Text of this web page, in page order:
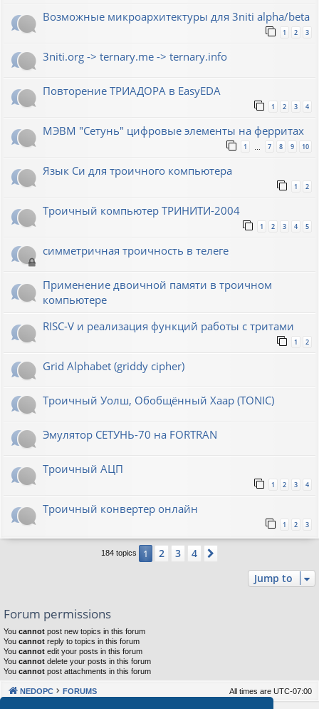
Возможные микроархитектуры для 3niti alpha/beta
1 2 3
3niti.org -> ternary.me -> ternary.info
Повторение ТРИАДОРА в EasyEDA
1 2 3 4
МЭВМ "Сетунь" цифровые элементы на ферритах
1 … 7 8 9 10
Язык Си для троичного компьютера
1 2
Троичный компьютер ТРИНИТИ-2004
1 2 3 4 5
симметричная троичность в телеге
Применение двоичной памяти в троичном
компьютере
RISC-V и реализация функций работы с тритами
1 2
Grid Alphabet (griddy cipher)
Троичный Уолш, Обобщённый Хаар (TONIC)
Эмулятор СЕТУНЬ-70 на FORTRAN
Троичный АЦП
1 2 3 4
Троичный конвертер онлайн
1 2 3
184 topics 1 2 3 4
Jump to
Forum permissions
You cannot post new topics in this forum
You cannot reply to topics in this forum
You cannot edit your posts in this forum
You cannot delete your posts in this forum
You cannot post attachments in this forum
NEDOPC FORUMS All times are UTC-07:00